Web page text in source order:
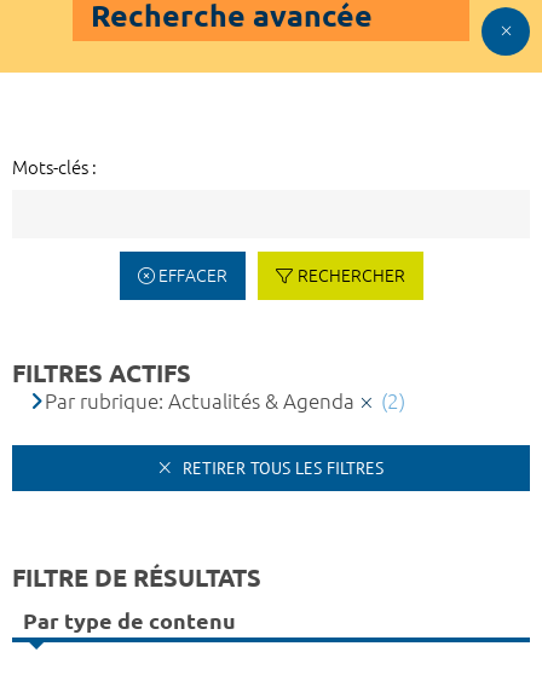
Recherche avancée
Mots-clés :
EFFACER RECHERCHER
FILTRES ACTIFS
Par rubrique: Actualités & Agenda (2)
RETIRER TOUS LES FILTRES
FILTRE DE RÉSULTATS
Par type de contenu